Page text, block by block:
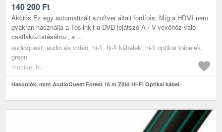
140 200 Ft
Akciós.Ez egy automatizált szoftver általi fordítás: Míg a HDMI nem
gyakran használja a Toslink-t a DVD-lejátszó A / V-vevőhöz való
csatlakoztatásához, a ...
audioquest, audio és videó, hi-fi, hi-fi kábelek, hi-fi optikai kábelek,
green
muziker.hu
Hasonlók, mint AudioQuest Forest 16 m Zöld Hi-Fi Optikai kábel